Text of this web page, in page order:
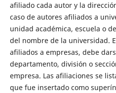
afiliado cada autor y la
caso de autores afiliados a
unidad académica, escuela o
del nombre de la universidad.
afiliados a empresas, debe
departamento, división o
empresa. Las afiliaciones se
que fue insertado como